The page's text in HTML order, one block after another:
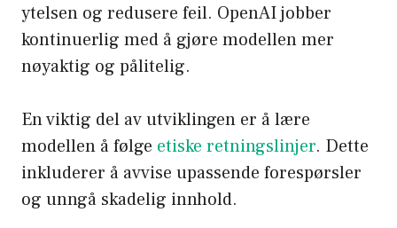
ytelsen og redusere feil. OpenAI jobber
kontinuerlig med å gjøre modellen mer
nøyaktig og pålitelig.
En viktig del av utviklingen er å lære
modellen å følge etiske retningslinjer. Dette
inkluderer å avvise upassende forespørsler
og unngå skadelig innhold.